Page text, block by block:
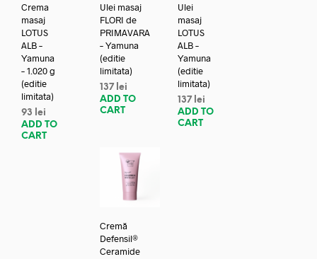
Crema
masaj
LOTUS
ALB –
Yamuna
– 1.020 g
(editie
limitata)
93
lei
ADD TO
CART
Ulei masaj
FLORI de
PRIMAVARA
– Yamuna
(editie
limitata)
137 lei
ADD TO
CART
Ulei
masaj
LOTUS
ALB –
Yamuna
(editie
limitata)
137 lei
ADD TO
CART
Cremă
Defensil®
Ceramide